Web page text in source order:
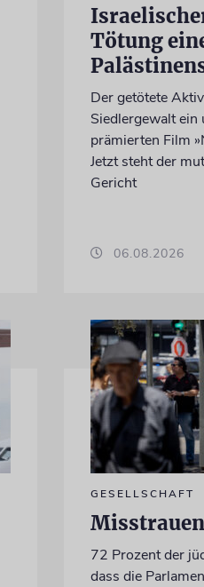
Tötung
Der getötete
Siedlergewalt ein
prämierten Film
Jetzt steht der
Gericht
06.08.2026
GESELLSCHAFT
72 Prozent der
dass die